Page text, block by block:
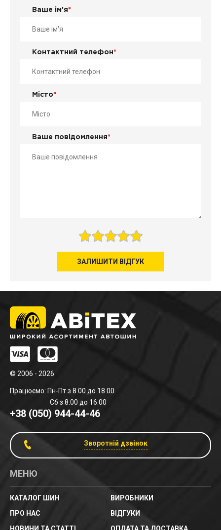
Ваше ім'я*
Контактний телефон*
Місто*
Ваше повідомлення*
ЗАЛИШИТИ ВІДГУК
© 2006 - 2026
Працюємо: Пн-Пт з 8.00 до 18.00
Сб з 8.00 до 16.00
+38 (050) 944-44-46
Зворотній дзвінок
МЕНЮ
КАТАЛОГ ШИН
ВИРОБНИКИ
ПРО НАС
ВІДГУКИ